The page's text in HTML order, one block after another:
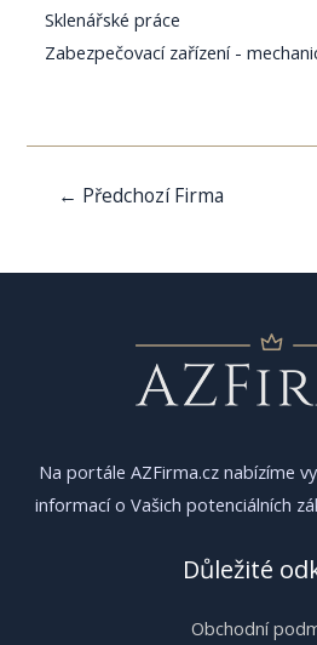
Sklenářské práce
Zabezpečovací zařízení -
Navigace
← Předchozí Firma
Na portále AZFirma.cz nabízíme
informací o Vašich potenciálních
Důležité
Obchodní